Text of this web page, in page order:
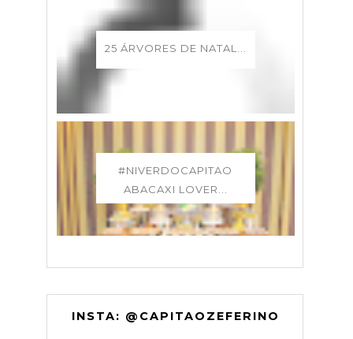
25 ÁRVORES DE NATAL...
#NIVERDOCAPITAO
ABACAXI LOVER...
INSTA: @CAPITAOZEFERINO